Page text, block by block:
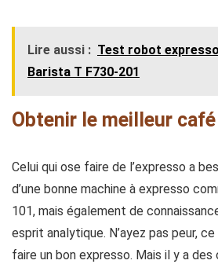
Lire aussi : Test robot
Barista T F730-201
Obtenir le meilleur café
Celui qui ose faire de l’expresso a
d’une bonne machine à expresso
101, mais également de
esprit analytique. N’ayez pas peur,
faire un bon expresso. Mais il y a